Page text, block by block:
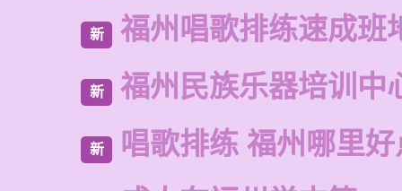
新 福州唱歌排练速成班
新 福州民族乐器培训中
新
唱歌排练 福州哪里